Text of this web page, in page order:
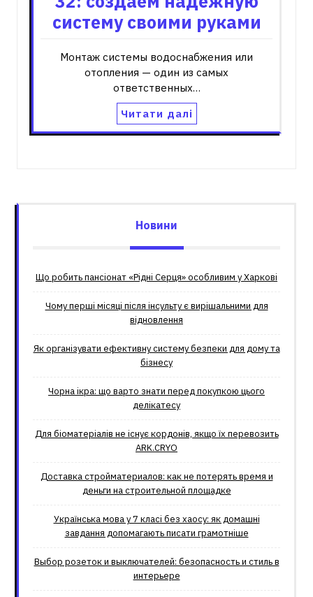
систему своими руками
Монтаж системы водоснабжения или
отопления — один из самых
ответственных…
Читати далі
Новини
Що робить пансіонат «Рідні Серця» особливим у Харкові
Чому перші місяці після інсульту є вирішальними для
відновлення
Як організувати ефективну систему безпеки для дому та
бізнесу
Чорна ікра: що варто знати перед покупкою цього
делікатесу
Для біоматеріалів не існує кордонів, якщо їх перевозить
ARK.CRYO
Доставка стройматериалов: как не потерять время и
деньги на строительной площадке
Українська мова у 7 класі без хаосу: як домашні
завдання допомагають писати грамотніше
Выбор розеток и выключателей: безопасность и стиль в
интерьере